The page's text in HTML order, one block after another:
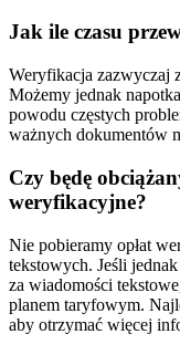
Jak ile czasu
Weryfikacja zazwyczaj
Możemy jednak
powodu częstych
ważnych dokumentów
Czy będę
weryfikacyjne?
Nie pobieramy opłat
tekstowych. Jeśli
za wiadomości
planem taryfowym.
aby otrzymać więcej